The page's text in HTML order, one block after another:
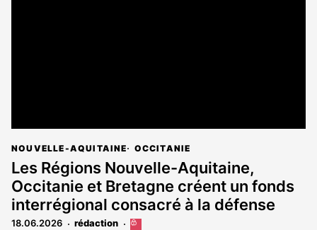
NOUVELLE-AQUITAINE OCCITANIE
Les Régions Nouvelle-Aquitaine,
Occitanie et Bretagne créent un fonds
interrégional consacré à la défense
18.06.2026 rédaction Cet